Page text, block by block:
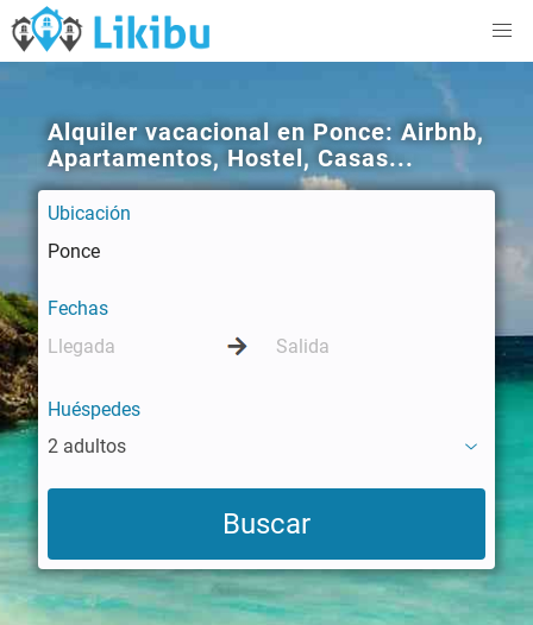
Alquiler vacacional en Ponce: Airbnb,
Apartamentos, Hostel, Casas...
Ubicación
Fechas
Huéspedes
2 adultos